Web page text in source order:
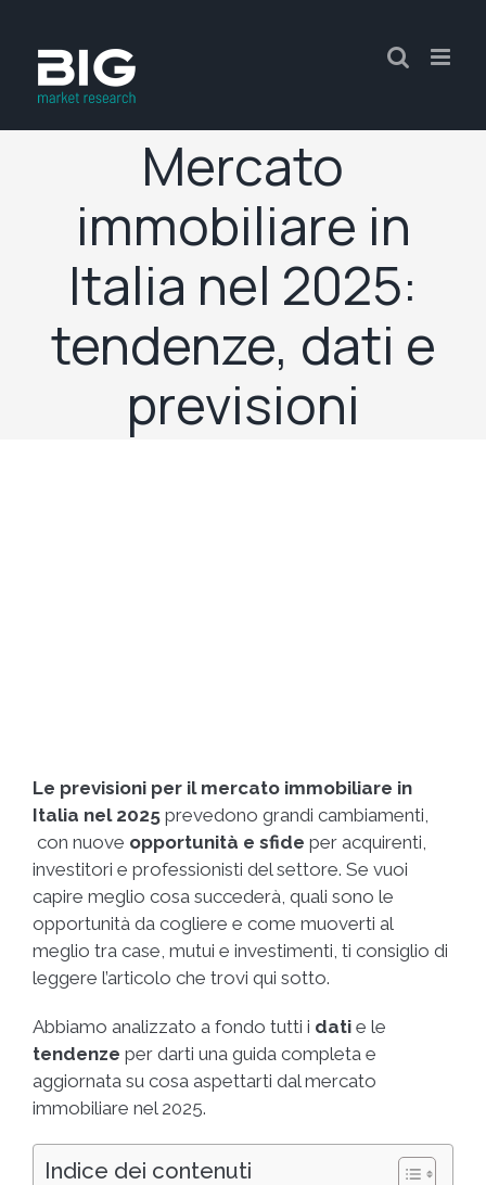
Mercato
immobiliare in
Italia nel 2025:
tendenze, dati e
previsioni
Le previsioni per il mercato immobiliare in
Italia nel 2025 prevedono grandi cambiamenti,
con nuove opportunità e sfide per acquirenti,
investitori e professionisti del settore. Se vuoi
capire meglio cosa succederà, quali sono le
opportunità da cogliere e come muoverti al
meglio tra case, mutui e investimenti, ti consiglio di
leggere l’articolo che trovi qui sotto.
Abbiamo analizzato a fondo tutti i dati e le
tendenze per darti una guida completa e
aggiornata su cosa aspettarti dal mercato
immobiliare nel 2025.
Indice dei contenuti